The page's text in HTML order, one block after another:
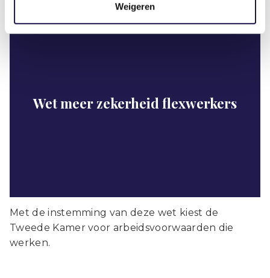
Weigeren
Nieuws
Wet meer zekerheid flexwerkers
Met de instemming van deze wet kiest de
Tweede Kamer voor arbeidsvoorwaarden die
werken.